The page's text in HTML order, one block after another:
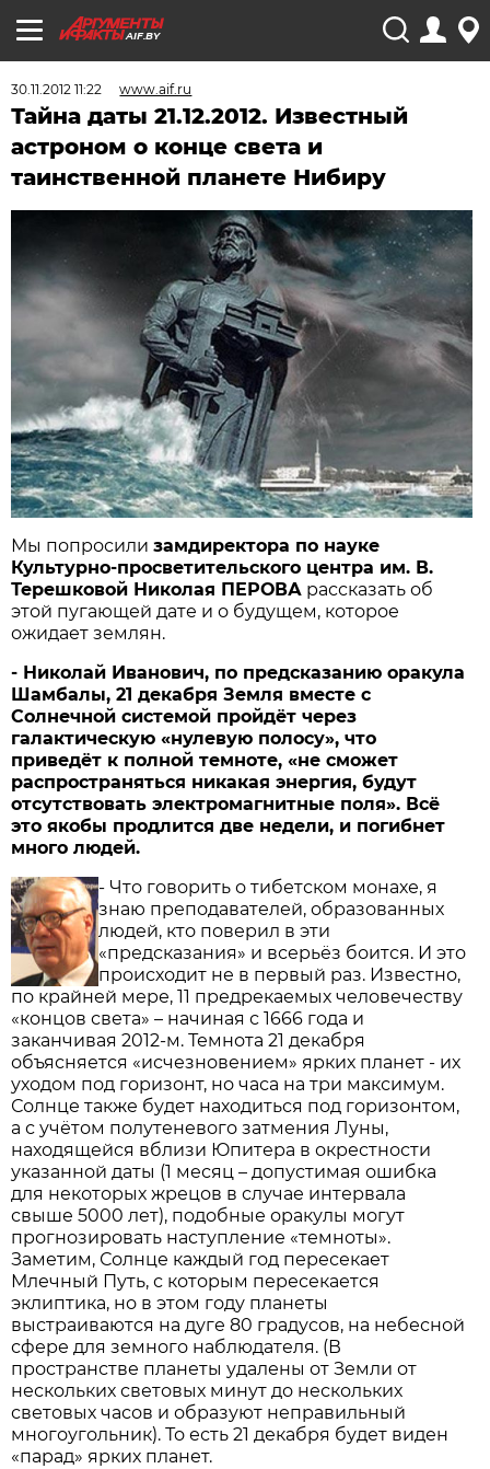
AIF.BY
30.11.2012 11:22 www.aif.ru
Тайна даты 21.12.2012. Известный
астроном о конце света и
таинственной планете Нибиру
Мы попросилизамдиректора по науке
Культурно-просветительского центра им. В.
Терешковой Николая ПЕРОВА рассказать об
этой пугающей дате и о будущем, которое
ожидает землян.
- Николай Иванович, по предсказанию оракула
Шамбалы, 21 декабря Земля вместе с
Солнечной системой пройдёт через
галактическую «нулевую полосу», что
приведёт к полной темноте, «не сможет
распространяться никакая энергия, будут
отсутствовать электромагнитные поля». Всё
это якобы продлится две недели, и погибнет
много людей.
- Что говорить о тибетском монахе, я
знаю преподавателей, образованных
людей, кто поверил в эти
«предсказания» и всерьёз боится. И это
происходит не в первый раз. Известно,
по крайней мере, 11 предрекаемых человечеству
«концов света» – начиная с 1666 года и
заканчивая 2012-м. Темнота 21 декабря
объясняется «исчезновением» ярких планет - их
уходом под горизонт, но часа на три максимум.
Солнце также будет находиться под горизонтом,
а с учётом полутеневого затмения Луны,
находящейся вблизи Юпитера в окрестности
указанной даты (1 месяц – допустимая ошибка
для некоторых жрецов в случае интервала
свыше 5000 лет), подобные оракулы могут
прогнозировать наступление «темноты».
Заметим, Солнце каждый год пересекает
Млечный Путь, с которым пересекается
эклиптика, но в этом году планеты
выстраиваются на дуге 80 градусов, на небесной
сфере для земного наблюдателя. (В
пространстве планеты удалены от Земли от
нескольких световых минут до нескольких
световых часов и образуют неправильный
многоугольник). То есть 21 декабря будет виден
«парад» ярких планет.